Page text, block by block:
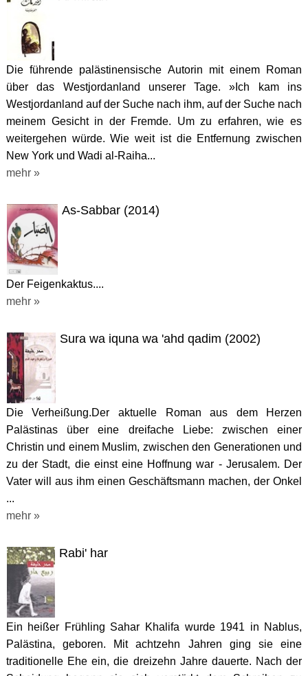
Die führende palästinensische Autorin mit einem Roman
über das Westjordanland unserer Tage. »Ich kam ins
Westjordanland auf der Suche nach ihm, auf der Suche nach
meinem Gesicht in der Fremde. Um zu erfahren, wie es
weitergehen würde. Wie weit ist die Entfernung zwischen
New York und Wadi al-Raiha...
mehr »
As-Sabbar (2014)
Der Feigenkaktus....
mehr »
Sura wa iquna wa 'ahd qadim (2002)
Die Verheißung.Der aktuelle Roman aus dem Herzen
Palästinas über eine dreifache Liebe: zwischen einer
Christin und einem Muslim, zwischen den Generationen und
zu der Stadt, die einst eine Hoffnung war - Jerusalem. Der
Vater will aus ihm einen Geschäftsmann machen, der Onkel
...
mehr »
Rabi' har
Ein heißer Frühling Sahar Khalifa wurde 1941 in Nablus,
Palästina, geboren. Mit achtzehn Jahren ging sie eine
traditionelle Ehe ein, die dreizehn Jahre dauerte. Nach der